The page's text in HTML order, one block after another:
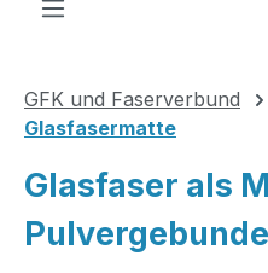
GFK und Faserverbund
Glasfasermatte
Glasfaser als